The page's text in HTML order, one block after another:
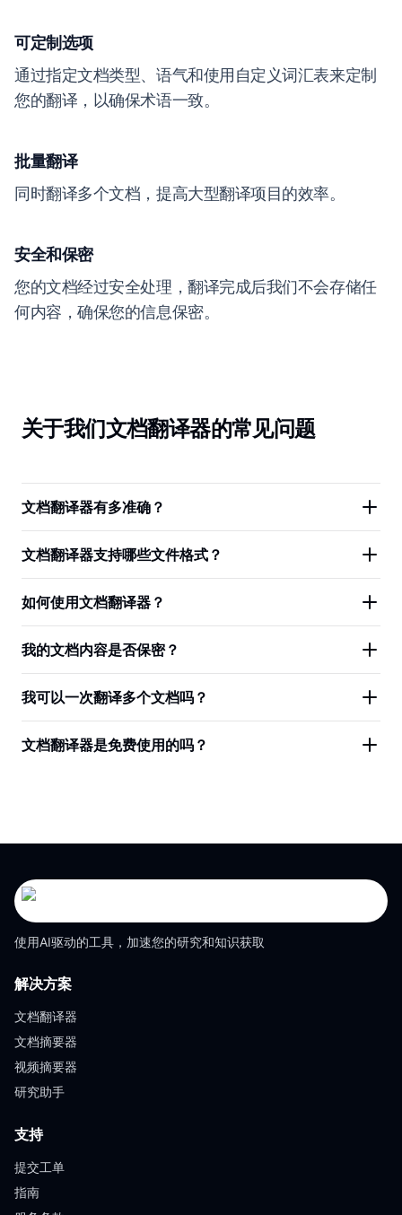
可定制选项
通过指定文档类型、语气和使用自定义词汇表来定制
您的翻译，以确保术语一致。
批量翻译
同时翻译多个文档，提高大型翻译项目的效率。
安全和保密
您的文档经过安全处理，翻译完成后我们不会存储任
何内容，确保您的信息保密。
关于我们文档翻译器的常见问题
文档翻译器有多准确？
文档翻译器支持哪些文件格式？
如何使用文档翻译器？
我的文档内容是否保密？
我可以一次翻译多个文档吗？
文档翻译器是免费使用的吗？
使用AI驱动的工具，加速您的研究和知识获取
解决方案
文档翻译器
文档摘要器
视频摘要器
研究助手
支持
提交工单
指南